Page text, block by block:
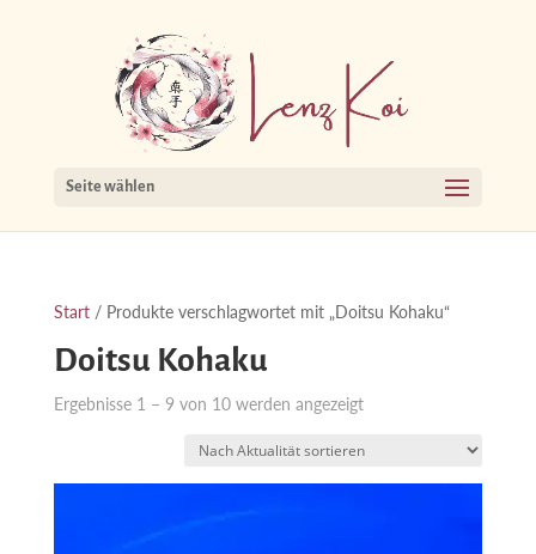
Seite wählen
Start/ Produkte verschlagwortet mit „Doitsu Kohaku“
Doitsu Kohaku
Ergebnisse 1 – 9 von 10 werden angezeigtNach
sortiert